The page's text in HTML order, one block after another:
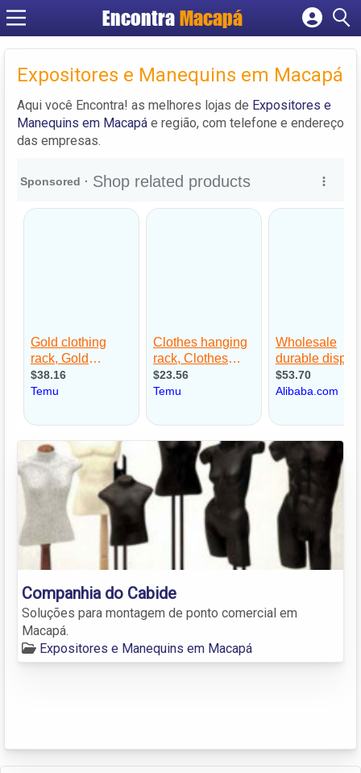
EncontraMacapá
Cadastrar empresa
Criar conta
Expositores e Manequins em Macapá
Aqui você Encontra! as melhores lojas de Expositores e
Manequins em Macapá e região, com telefone e endereço
das empresas.
Companhia do Cabide
Soluções para montagem de ponto comercial em
Macapá.
Expositores e Manequins em Macapá